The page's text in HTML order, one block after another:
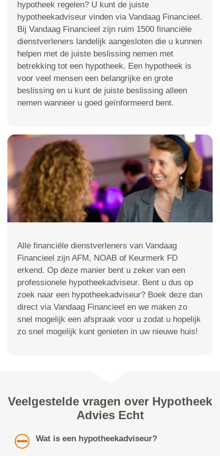
hypotheek regelen? U kunt de juiste
hypotheekadviseur vinden via Vandaag Financieel.
Bij Vandaag Financieel zijn ruim 1500 financiële
dienstverleners landelijk aangesloten die u kunnen
helpen met de juiste beslissing nemen met
betrekking tot een hypotheek. Een hypotheek is
voor veel mensen een belangrijke en grote
beslissing en u kunt de juiste beslissing alleen
nemen wanneer u goed geïnformeerd bent.
Alle financiële dienstverleners van Vandaag
Financieel zijn AFM, NOAB of Keurmerk FD
erkend. Op deze manier bent u zeker van een
professionele hypotheekadviseur. Bent u dus op
zoek naar een hypotheekadviseur? Boek deze dan
direct via Vandaag Financieel en we maken zo
snel mogelijk een afspraak voor u zodat u hopelijk
zo snel mogelijk kunt genieten in uw nieuwe huis!
Veelgestelde vragen over Hypotheek
Advies Echt
Wat is een hypotheekadviseur?